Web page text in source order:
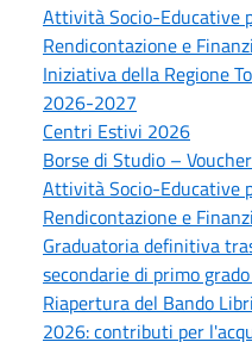
Attività Socio-Educative
Rendicontazione e
Iniziativa della Regione
2026-2027
Centri Estivi 2026
Borse di Studio –
Attività Socio-Educative
Rendicontazione e
Graduatoria definitiva
secondarie di primo
Riapertura del Bando
2026: contributi per